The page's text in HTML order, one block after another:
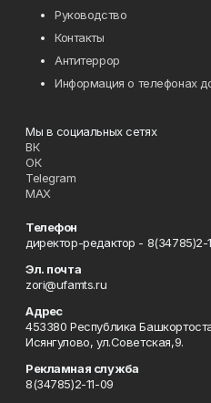
Руководство
Контакты
Антитеррор
Информация о телефонах
Мы в социальных сетях
ВК
ОК
Telegram
MAX
Телефон
директор-редактор - 8(34785)2-
Эл. почта
zori@ufamts.ru
Адрес
453380 Республика
Исянгулово, ул.Советская,9.
Рекламная служба
8(34785)2-11-09